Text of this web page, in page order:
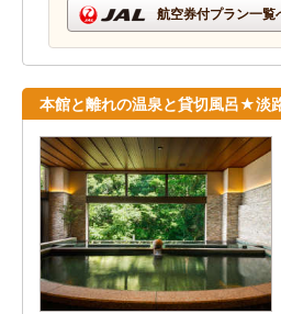
航空券付プラン一覧
本館と離れの温泉と貸切風呂★淡